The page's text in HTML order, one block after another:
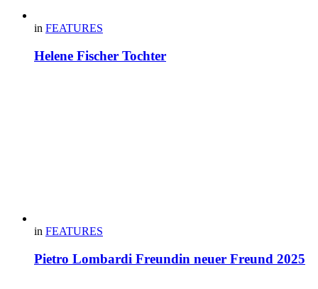
in FEATURES
Helene Fischer Tochter
in FEATURES
Pietro Lombardi Freundin neuer Freund 2025